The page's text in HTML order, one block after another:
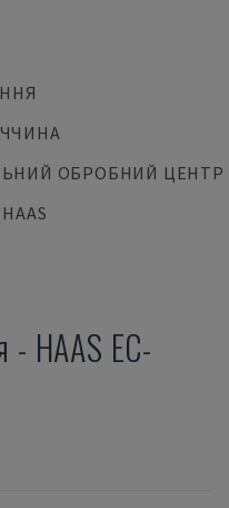
ОБРОБНИЙ ЦЕНТР
HAAS
- HAAS EC-